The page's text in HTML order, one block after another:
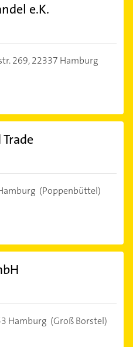
e.K.
269,22337 Hamburg
(Poppenbüttel)
Hamburg (Groß Borstel)